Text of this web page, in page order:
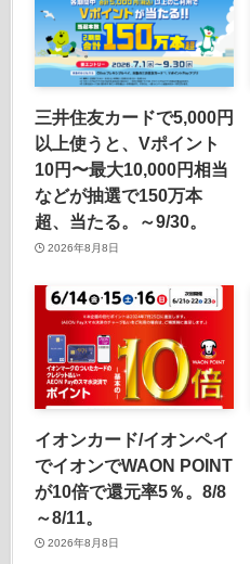
三井住友カードで5,000円
以上使うと、Vポイント
10円〜最大10,000円相当
などが抽選で150万本
超、当たる。～9/30。
2026年8月8日
イオンカード/イオンペイ
でイオンでWAON POINT
が10倍で還元率5％。8/8
～8/11。
2026年8月8日